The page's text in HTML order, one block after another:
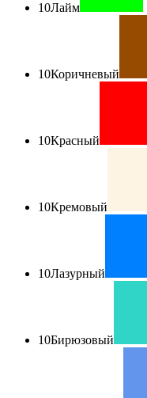
10Лайм
10Коричневый
10Красный
10Кремовый
10Лазурный
10Бирюзовый